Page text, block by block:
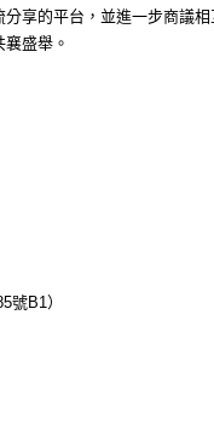
享的平台，並進一步商議
盛舉。
B1）